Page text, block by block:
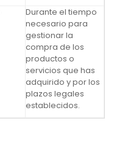
Durante el tiempo
necesario para
gestionar la
compra de los
productos o
servicios que has
adquirido y por los
plazos legales
establecidos.